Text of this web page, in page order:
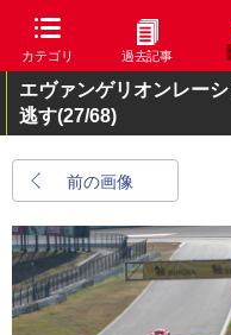
カテゴリ 過去記事
エヴァンゲリオンレー
逃す(27/68)
前の画像